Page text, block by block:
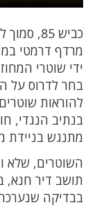
מרדף דרמטי
ידי שוטרי
בחר לדרוס על
להוראות
בנתיב הנגדי,
מתנגש בניידת
השוטרים, שלא
בבדיקה